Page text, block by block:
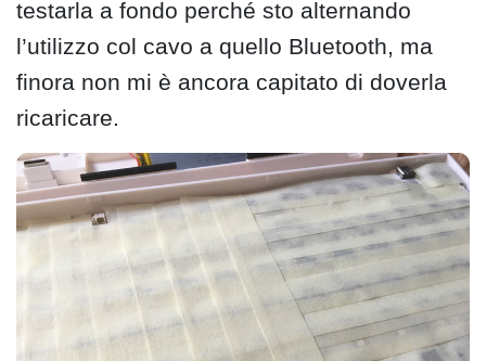
testarla a fondo perché sto alternando
l’utilizzo col cavo a quello Bluetooth, ma
finora non mi è ancora capitato di doverla
ricaricare.